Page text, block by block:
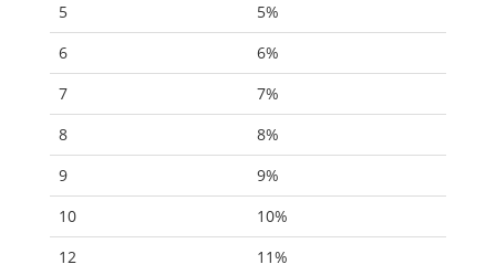
5
5%
6
6%
7
7%
8
8%
9
9%
10
10%
12
11%